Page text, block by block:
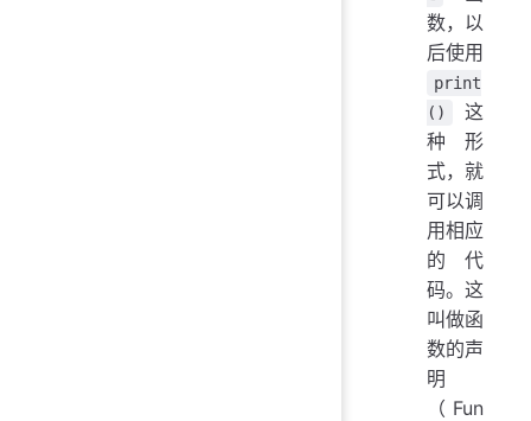
数，以
后使用
print
()
这
种形
式，就
可以调
用相应
的代
码。这
叫做函
数的声
明
（Fun